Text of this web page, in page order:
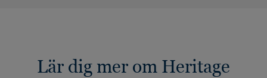
Lär dig mer om Heritage